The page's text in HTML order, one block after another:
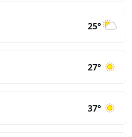
25°
27°
37°